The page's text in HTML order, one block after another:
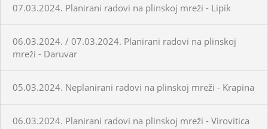
07.03.2024. Planirani radovi na plinskoj mreži - Lipik
06.03.2024. / 07.03.2024. Planirani radovi na plinskoj
mreži - Daruvar
05.03.2024. Neplanirani radovi na plinskoj mreži - Krapina
06.03.2024. Planirani radovi na plinskoj mreži - Virovitica